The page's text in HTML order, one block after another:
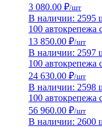
3 080.00 ₽/шт
В наличии: 2595
100 автокрепежа
13 850.00 ₽/шт
В наличии: 2597
100 автокрепежа
24 630.00 ₽/шт
В наличии: 2598
100 автокрепежа
56 960.00 ₽/шт
В наличии: 2600